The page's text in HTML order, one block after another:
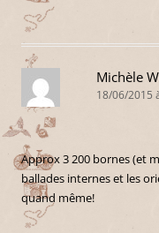
Michèle
18/06/2015
Approx 3 200 bornes (et
ballades internes et les
quand même!